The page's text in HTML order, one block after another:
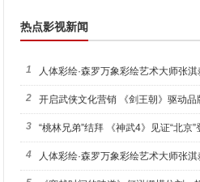
热点影视新闻
1 人体彩绘·森罗万象彩绘艺术大师张
荒宇宙
2 开启武侠文化营销 《剑王朝》驱动品
3 “桃林兄弟”结拜 《神武4》见证“北京”
4 人体彩绘·森罗万象彩绘艺术大师张